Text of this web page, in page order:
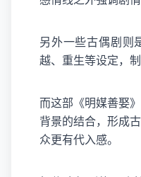
另外一些古偶剧则
越、重生等设定，
而这部《明媒善娶
背景的结合，形成
众更有代入感。